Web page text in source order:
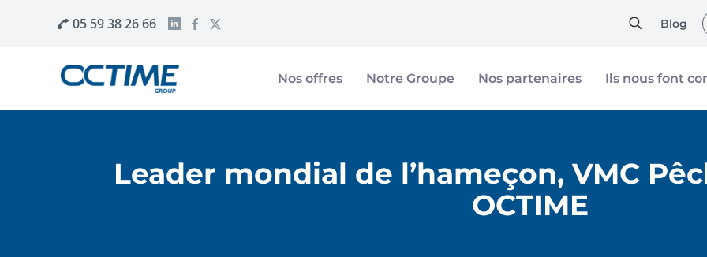
05 59 38 26 66 Blog
Nos offres Notre Groupe Nos partenaires Ils nous font
Leader mondial de l’hameçon, VMC
OCTIME